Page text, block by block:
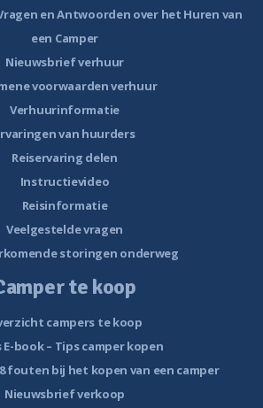
en Antwoorden over het Huren van
een Camper
Nieuwsbrief verhuur
voorwaarden verhuur
Verhuurinformatie
van huurders
Reiservaring delen
Instructievideo
Reisinformatie
Veelgestelde vragen
storingen onderweg
te koop
campers te koop
book – Tips camper kopen
fouten bij het kopen van een camper
Nieuwsbrief verkoop